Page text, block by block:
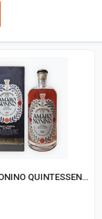
AMARO NONINO QUINTESSENZA